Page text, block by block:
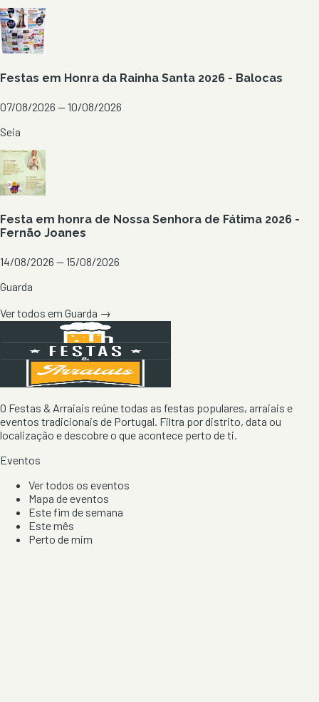
Festas em Honra da Rainha Santa 2026 - Balocas
07/08/2026 — 10/08/2026
Seia
Festa em honra de Nossa Senhora de Fátima 2026 -
Fernão Joanes
14/08/2026 — 15/08/2026
Guarda
Ver todos em Guarda →
O Festas & Arraiais reúne todas as festas populares, arraiais e
eventos tradicionais de Portugal. Filtra por distrito, data ou
localização e descobre o que acontece perto de ti.
Eventos
Ver todos os eventos
Mapa de eventos
Este fim de semana
Este mês
Perto de mim